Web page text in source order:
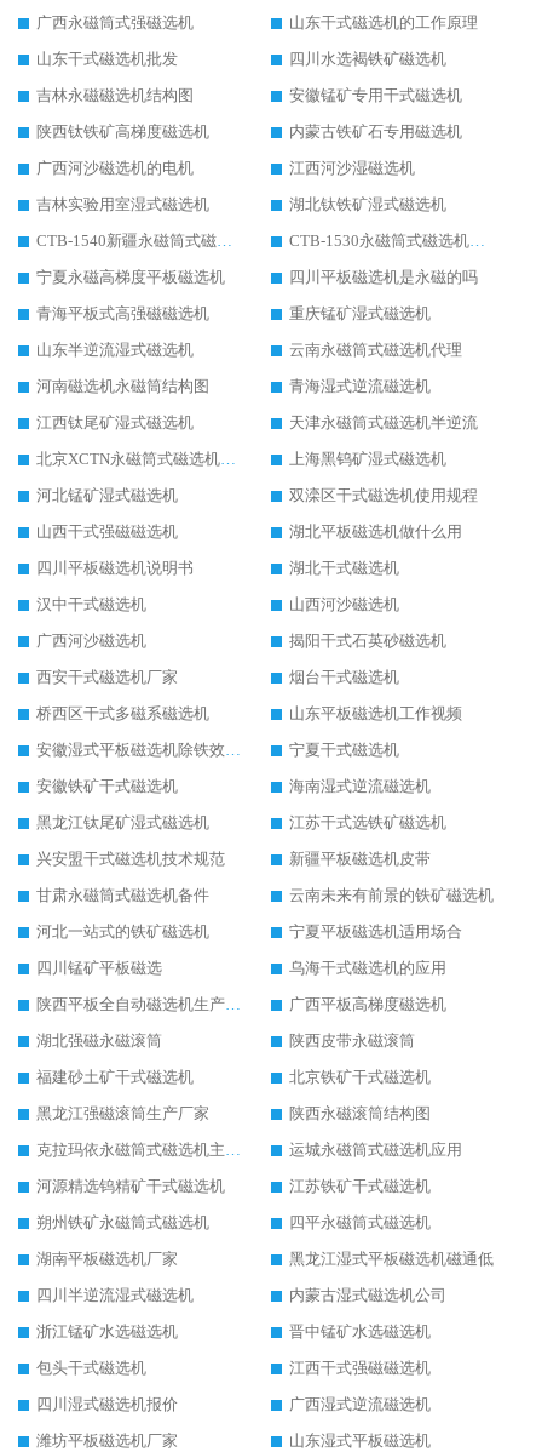
广西永磁筒式强磁选机
山东干式磁选机的工作原理
山东干式磁选机批发
四川水选褐铁矿磁选机
吉林永磁磁选机结构图
安徽锰矿专用干式磁选机
陕西钛铁矿高梯度磁选机
内蒙古铁矿石专用磁选机
广西河沙磁选机的电机
江西河沙湿磁选机
吉林实验用室湿式磁选机
湖北钛铁矿湿式磁选机
CTB-1540新疆永磁筒式磁选机
CTB-1530永磁筒式磁选机代理商
宁夏永磁高梯度平板磁选机
四川平板磁选机是永磁的吗
青海平板式高强磁磁选机
重庆锰矿湿式磁选机
山东半逆流湿式磁选机
云南永磁筒式磁选机代理
河南磁选机永磁筒结构图
青海湿式逆流磁选机
江西钛尾矿湿式磁选机
天津永磁筒式磁选机半逆流
北京XCTN永磁筒式磁选机磁块位置
上海黑钨矿湿式磁选机
河北锰矿湿式磁选机
双滦区干式磁选机使用规程
山西干式强磁磁选机
湖北平板磁选机做什么用
四川平板磁选机说明书
湖北干式磁选机
汉中干式磁选机
山西河沙磁选机
广西河沙磁选机
揭阳干式石英砂磁选机
西安干式磁选机厂家
烟台干式磁选机
桥西区干式多磁系磁选机
山东平板磁选机工作视频
安徽湿式平板磁选机除铁效果怎么样
宁夏干式磁选机
安徽铁矿干式磁选机
海南湿式逆流磁选机
黑龙江钛尾矿湿式磁选机
江苏干式选铁矿磁选机
兴安盟干式磁选机技术规范
新疆平板磁选机皮带
甘肃永磁筒式磁选机备件
云南未来有前景的铁矿磁选机
河北一站式的铁矿磁选机
宁夏平板磁选机适用场合
四川锰矿平板磁选
乌海干式磁选机的应用
陕西平板全自动磁选机生产厂家
广西平板高梯度磁选机
湖北强磁永磁滚筒
陕西皮带永磁滚筒
福建砂土矿干式磁选机
北京铁矿干式磁选机
黑龙江强磁滚筒生产厂家
陕西永磁滚筒结构图
克拉玛依永磁筒式磁选机主要技术参数
运城永磁筒式磁选机应用
河源精选钨精矿干式磁选机
江苏铁矿干式磁选机
朔州铁矿永磁筒式磁选机
四平永磁筒式磁选机
湖南平板磁选机厂家
黑龙江湿式平板磁选机磁通低
四川半逆流湿式磁选机
内蒙古湿式磁选机公司
浙江锰矿水选磁选机
晋中锰矿水选磁选机
包头干式磁选机
江西干式强磁磁选机
四川湿式磁选机报价
广西湿式逆流磁选机
潍坊平板磁选机厂家
山东湿式平板磁选机